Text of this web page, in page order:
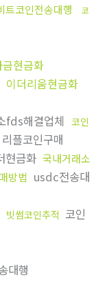
트코인전송대행
코
현금화
이더리움현금화
fds해결업체 코인
플코인구매
현금화 국내거래소
방법 usdc전송대
빗썸코인추적 코인
대행